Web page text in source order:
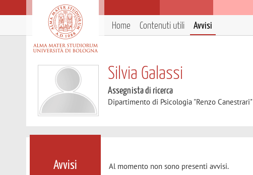
Home Contenuti utili Avvisi
Silvia Galassi
Assegnista di ricerca
Dipartimento di Psicologia "Renzo Canestrari"
Avvisi Al momento non sono presenti avvisi.